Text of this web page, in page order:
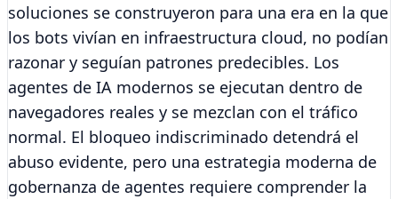
soluciones se construyeron para una era en la que
los bots vivían en infraestructura cloud, no podían
razonar y seguían patrones predecibles. Los
agentes de IA modernos se ejecutan dentro de
navegadores reales y se mezclan con el tráfico
normal. El bloqueo indiscriminado detendrá el
abuso evidente, pero una estrategia moderna de
gobernanza de agentes requiere comprender la